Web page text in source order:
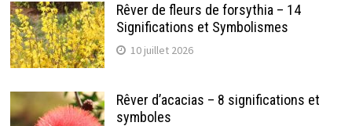
Rêver de fleurs de forsythia – 14
Significations et Symbolismes
10 juillet 2026
Rêver d’acacias – 8 significations et
symboles